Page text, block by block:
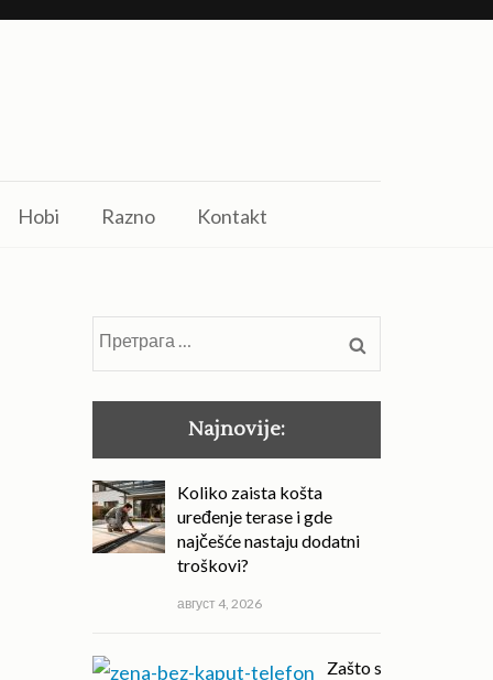
Hobi Razno Kontakt
Претрага
за:
Najnovije:
Koliko zaista košta
uređenje terase i gde
najčešće nastaju dodatni
troškovi?
август 4, 2026
Zašto su igre